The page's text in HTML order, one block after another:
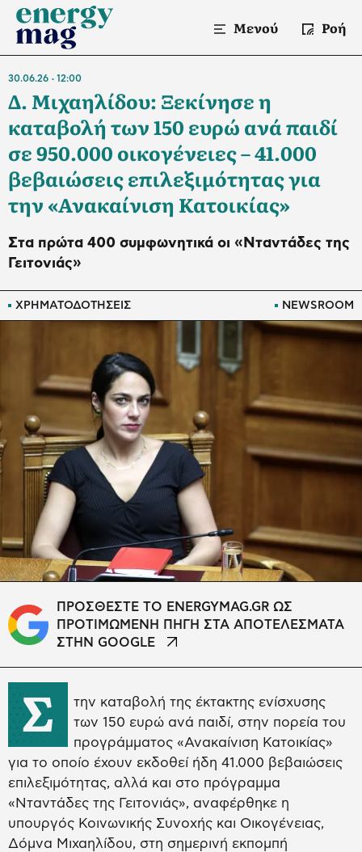
Μενού Ροή
ΧΡΗΜΑΤΟΔΟΤΗΣΕΙΣ NEWSROOM
30.06.26 12:00
Δ. Μιχαηλίδου: Ξεκίνησε η
καταβολή των 150 ευρώ ανά παιδί
σε 950.000 οικογένειες – 41.000
βεβαιώσεις επιλεξιμότητας για
την «Ανακαίνιση Κατοικίας»
Στα πρώτα 400 συμφωνητικά οι «Νταντάδες της
Γειτονιάς»
ΠΡΟΣΘΕΣΤΕ ΤΟ ENERGYMAG.GR ΩΣ
ΠΡΟΤΙΜΩΜΕΝΗ ΠΗΓΗ ΣΤΑ ΑΠΟΤΕΛΕΣΜΑΤΑ
ΣΤΗΝ GOOGLE
Σ
την καταβολή της έκτακτης ενίσχυσης
των 150 ευρώ ανά παιδί, στην πορεία του
προγράμματος «Ανακαίνιση Κατοικίας»
για το οποίο έχουν εκδοθεί ήδη 41.000 βεβαιώσεις
επιλεξιμότητας, αλλά και στο πρόγραμμα
«Νταντάδες της Γειτονιάς», αναφέρθηκε η
υπουργός Κοινωνικής Συνοχής και Οικογένειας,
Δόμνα Μιχαηλίδου, στη σημερινή εκπομπή